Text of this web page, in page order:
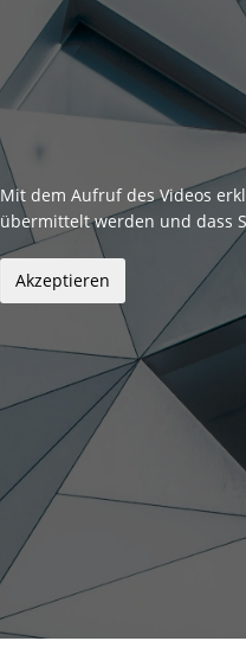
Mit dem Aufruf des Videos
übermittelt werden und dass